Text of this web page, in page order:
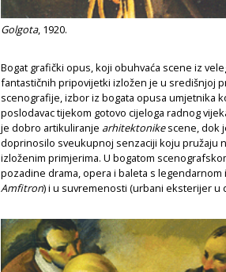
Golgota, 1920.
Bogat grafički opus, koji obuhvaća scene iz
fantastičnih pripovijetki izložen je u središnjoj
scenografije, izbor iz bogata opusa umjetnika
poslodavac tijekom gotovo cijeloga radnog
je dobro artikuliranje arhitektonikescene, dok
doprinosilo sveukupnoj senzaciji koju pružaju
izloženim primjerima. U bogatom
pozadine drama, opera i baleta s
Amfitron) i u suvremenosti (urbani eksterijer u